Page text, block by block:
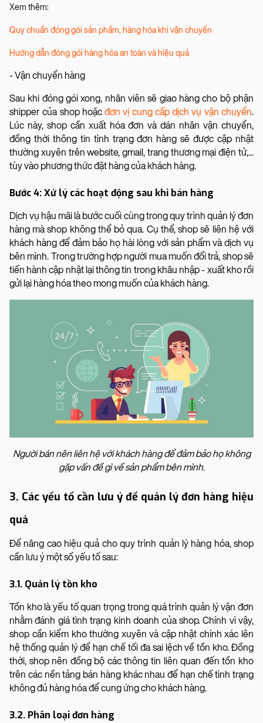
Xem thêm:
Quy chuẩn đóng gói sản phẩm, hàng hóa khi vận chuyển
Hướng dẫn đóng gói hàng hóa an toàn và hiệu quả
- Vận chuyển hàng
Sau khi đóng gói xong, nhân viên sẽ giao hàng cho bộ phận
shipper của shop hoặcđơn vị cung cấp dịch vụ vận chuyển.
Lúc này, shop cần xuất hóa đơn và dán nhãn vận chuyển,
đồng thời thông tin tình trạng đơn hàng sẽ được cập nhật
thường xuyên trên website, gmail, trang thương mại điện tử,...
tùy vào phương thức đặt hàng của khách hàng.
Bước 4: Xử lý các hoạt động sau khi bán hàng
Dịch vụ hậu mãi là bước cuối cùng trong quy trình quản lý đơn
hàng mà shop không thể bỏ qua. Cụ thể, shop sẽ liên hệ với
khách hàng để đảm bảo họ hài lòng với sản phẩm và dịch vụ
bên mình. Trong trường hợp người mua muốn đổi trả, shop sẽ
tiến hành cập nhật lại thông tin trong khâu nhập - xuất kho rồi
gửi lại hàng hóa theo mong muốn của khách hàng.
Người bán nên liên hệ với khách hàng để đảm bảo họ không
gặp vấn đề gì về sản phẩm bên mình.
3. Các yếu tố cần lưu ý để quản lý đơn hàng hiệu
quả
Để nâng cao hiệu quả cho quy trình quản lý hàng hóa, shop
cần lưu ý một số yếu tố sau:
3.1. Quản lý tồn kho
Tồn kho là yếu tố quan trọng trong quá trình quản lý vận đơn
nhằm đánh giá tình trạng kinh doanh của shop. Chính vì vậy,
shop cần kiểm kho thường xuyên và cập nhật chính xác lên
hệ thống quản lý để hạn chế tối đa sai lệch về tồn kho. Đồng
thời, shop nên đồng bộ các thông tin liên quan đến tồn kho
trên các nền tảng bán hàng khác nhau để hạn chế tình trạng
không đủ hàng hóa để cung ứng cho khách hàng.
3.2. Phân loại đơn hàng